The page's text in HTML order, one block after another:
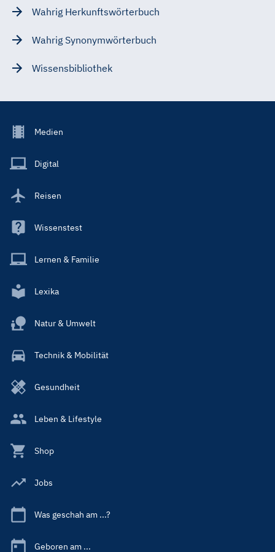
Wahrig Herkunftswörterbuch
Wahrig Synonymwörterbuch
Wissensbibliothek
Footer
Main
Medien
Digital
Reisen
Wissenstest
Lernen & Familie
Lexika
Natur & Umwelt
Technik & Mobilität
Gesundheit
Leben & Lifestyle
Shop
Jobs
Was geschah am ...?
Geboren am ...